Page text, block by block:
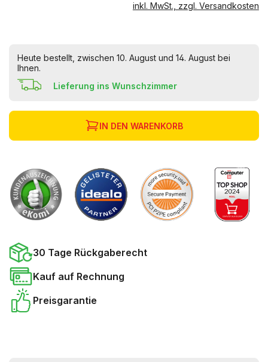
inkl. MwSt., zzgl. Versandkosten
Heute bestellt, zwischen 10. August und 14. August bei
Ihnen.
Lieferung ins Wunschzimmer
IN DEN WARENKORB
30 Tage Rückgaberecht
Kauf auf Rechnung
Preisgarantie